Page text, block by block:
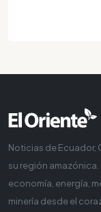
Noticias de Ecuador,
su región
economía, energía,
minería desde el